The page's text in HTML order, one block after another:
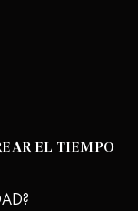
EL TIEMPO